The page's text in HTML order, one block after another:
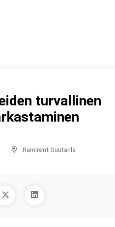
turvallinen
Ramirent Suutarila